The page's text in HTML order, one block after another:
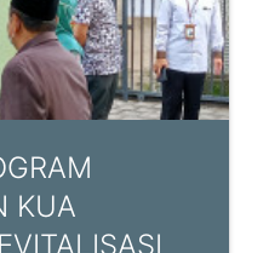
KUA